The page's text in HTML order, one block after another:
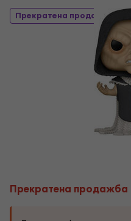
Прекратена продажба
Прекратена продажба